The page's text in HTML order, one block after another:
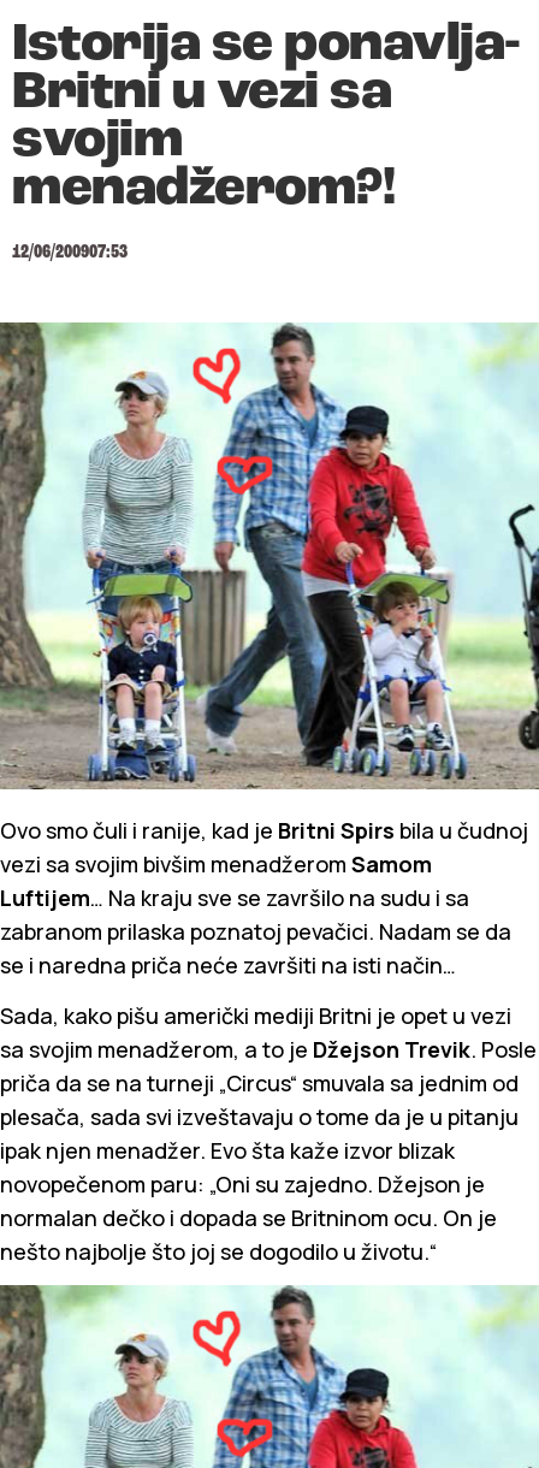
Istorija se ponavlja-
Britni u vezi sa
svojim
menadžerom?!
12/06/200907:53
Ovo smo čuli i ranije, kad je Britni Spirs bila u čudnoj
vezi sa svojim bivšim menadžerom Samom
Luftijem… Na kraju sve se završilo na sudu i sa
zabranom prilaska poznatoj pevačici. Nadam se da
se i naredna priča neće završiti na isti način…
Sada, kako pišu američki mediji Britni je opet u vezi
sa svojim menadžerom, a to je Džejson Trevik. Posle
priča da se na turneji „Circus“ smuvala sa jednim od
plesača, sada svi izveštavaju o tome da je u pitanju
ipak njen menadžer. Evo šta kaže izvor blizak
novopečenom paru: „Oni su zajedno. Džejson je
normalan dečko i dopada se Britninom ocu. On je
nešto najbolje što joj se dogodilo u životu.“